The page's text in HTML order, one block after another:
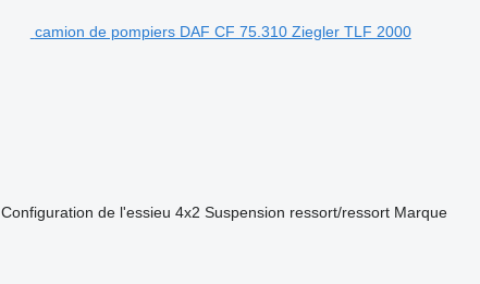
camion de pompiers DAF CF 75.310 Ziegler TLF 2000
Configuration de l'essieu 4x2 Suspension ressort/ressort Marque